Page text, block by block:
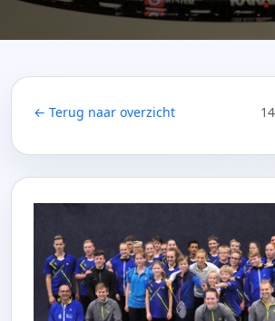
← Terug naar overzicht